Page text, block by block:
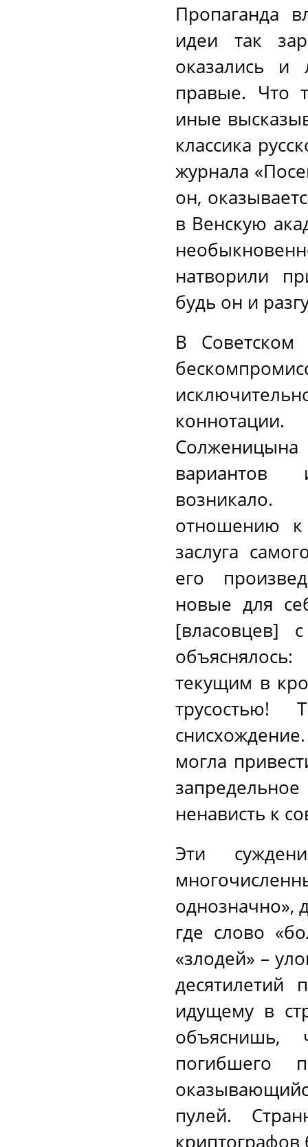
Пропаганда
идеи так
оказались
правые. Что
иные
классика
журнала
он,
в Венскую
натворили
будь он и
В
Солженицына
вариантов
возникало.
отношению к
заслуга
его
новые для
[власовцев]
текущим в
трусостью!
могла
ненависть к
Эти
однозначно»,
где слово
«злодей» –
десятилетий
идущему в
объяснишь,
погибшего
пулей.